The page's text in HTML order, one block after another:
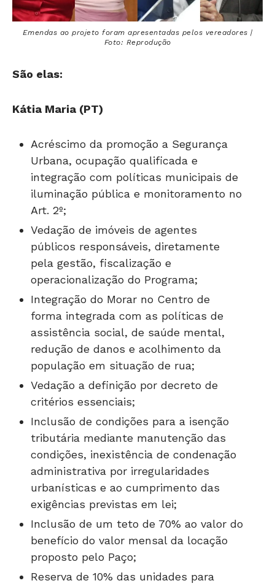
Emendas ao projeto foram apresentadas pelos vereadores |
Foto: Reprodução
São elas:
Kátia Maria (PT)
Acréscimo da promoção a Segurança
Urbana, ocupação qualificada e
integração com políticas municipais de
iluminação pública e monitoramento no
Art. 2º;
Vedação de imóveis de agentes
públicos responsáveis, diretamente
pela gestão, fiscalização e
operacionalização do Programa;
Integração do Morar no Centro de
forma integrada com as políticas de
assistência social, de saúde mental,
redução de danos e acolhimento da
população em situação de rua;
Vedação a definição por decreto de
critérios essenciais;
Inclusão de condições para a isenção
tributária mediante manutenção das
condições, inexistência de condenação
administrativa por irregularidades
urbanísticas e ao cumprimento das
exigências previstas em lei;
Inclusão de um teto de 70% ao valor do
benefício do valor mensal da locação
proposto pelo Paço;
Reserva de 10% das unidades para